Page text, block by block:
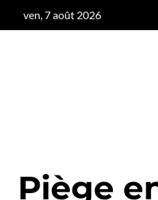
ven, 7 août 2026
Piège